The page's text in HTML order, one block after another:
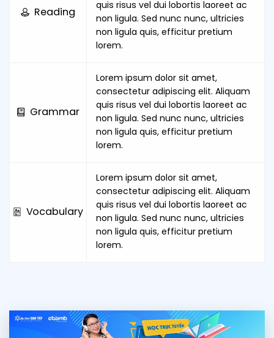
Reading
quis risus vel dui lobortis laoreet ac
non ligula. Sed nunc nunc, ultricies
non ligula quis, efficitur pretium
lorem.
Grammar
Lorem ipsum dolor sit amet,
consectetur adipiscing elit. Aliquam
quis risus vel dui lobortis laoreet ac
non ligula. Sed nunc nunc, ultricies
non ligula quis, efficitur pretium
lorem.
Vocabulary
Lorem ipsum dolor sit amet,
consectetur adipiscing elit. Aliquam
quis risus vel dui lobortis laoreet ac
non ligula. Sed nunc nunc, ultricies
non ligula quis, efficitur pretium
lorem.